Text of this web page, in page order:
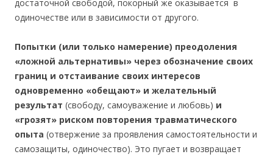
достаточной свободой, покорный же оказывается в
одиночестве или в зависимости от другого.
Попытки (или только намерение) преодоления
«ложной альтернативы» через обозначение своих
границ и отстаивание своих интересов
одновременно «обещают» и желательный
результат (свободу, самоуважение и любовь) и
«грозят» риском повторения травматического
опыта (отвержение за проявления самостоятельности и
самозащиты, одиночество). Это пугает и возвращает